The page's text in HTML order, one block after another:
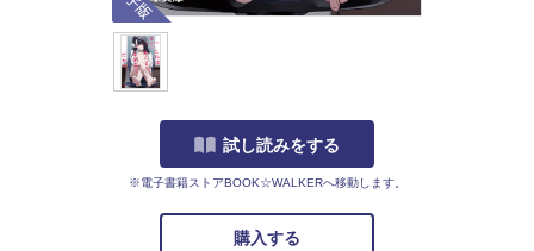
試し読みをする
※電子書籍ストアBOOK☆WALKERへ移動します。
購入する